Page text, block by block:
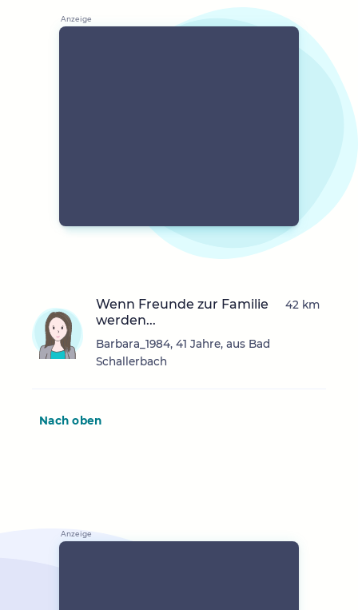
Wenn Freunde zur Familie
werden...
Barbara_1984, 41 Jahre, aus Bad
Schallerbach
42 km
Nach oben